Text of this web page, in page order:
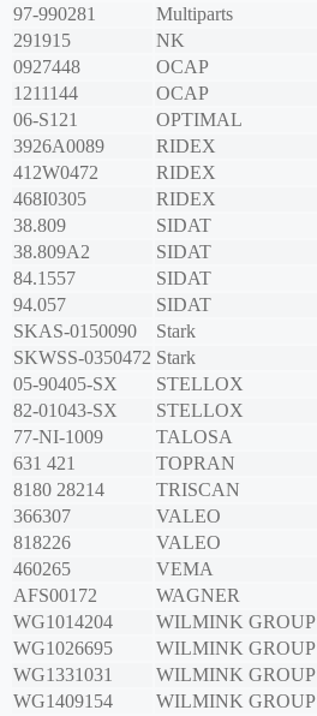
97-990281
Multiparts
291915
NK
0927448
OCAP
1211144
OCAP
06-S121
OPTIMAL
3926A0089
RIDEX
412W0472
RIDEX
468I0305
RIDEX
38.809
SIDAT
38.809A2
SIDAT
84.1557
SIDAT
94.057
SIDAT
SKAS-0150090
Stark
SKWSS-0350472 Stark
05-90405-SX
STELLOX
82-01043-SX
STELLOX
77-NI-1009
TALOSA
631 421
TOPRAN
8180 28214
TRISCAN
366307
VALEO
818226
VALEO
460265
VEMA
AFS00172
WAGNER
WG1014204
WILMINK GROUP
WG1026695
WILMINK GROUP
WG1331031
WILMINK GROUP
WG1409154
WILMINK GROUP